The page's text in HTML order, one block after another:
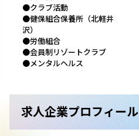
●クラブ活動
●健保組合保養所（北軽井
沢）
●労働組合
●会員制リゾートクラブ
●メンタルヘルス
求人企業プロフィール